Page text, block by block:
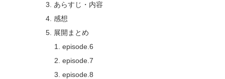
あらすじ・内容
感想
展開まとめ
episode.6
episode.7
episode.8